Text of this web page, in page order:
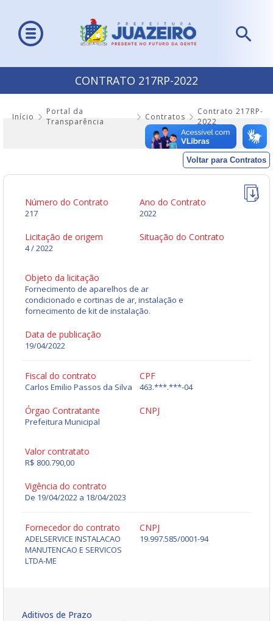
CONTRATO 217RP-2022
Início
Portal da
Transparência
Contratos
Contrato 217RP-
2022
Voltar para Contratos
Número do Contrato
217
Ano do Contrato
2022
Licitação de origem
4 / 2022
Situação do Contrato
Objeto da licitação
Fornecimento de aparelhos de ar
condicionado e cortinas de ar, instalação e
fornecimento de kit de instalação.
Data de publicação
19/04/2022
Fiscal do contrato
Carlos Emilio Passos da Silva
CPF
463.***.***-04
Órgao Contratante
Prefeitura Municipal
CNPJ
Valor contratato
R$ 800.790,00
Vigência do contrato
De 19/04/2022 a 18/04/2023
Fornecedor do contrato
ADELSERVICE INSTALACAO
MANUTENCAO E SERVICOS
LTDA-ME
CNPJ
19.997.585/0001-94
Aditivos de Prazo